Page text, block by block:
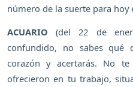
número de la suerte para hoy
ACUARIO (del 22 de
confundido, no sabes qué
corazón y acertarás. No
ofrecieron en tu trabajo,